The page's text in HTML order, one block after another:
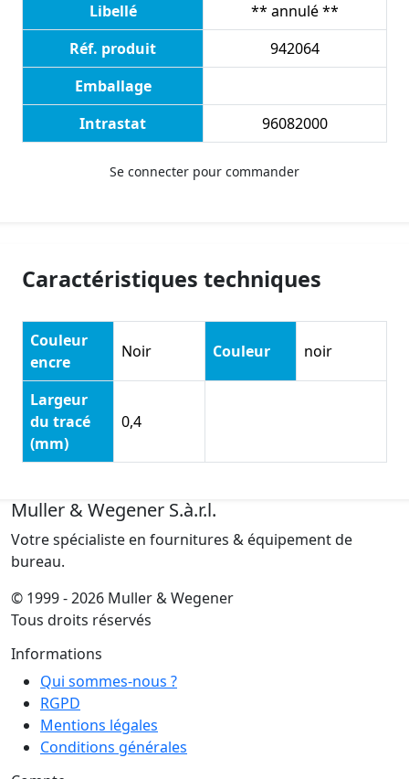
Libellé
** annulé **
Réf. produit
942064
Emballage
Intrastat
96082000
Se connecter pour commander
Caractéristiques techniques
Couleur
encre
Noir Couleur noir
Largeur
du tracé
(mm)
0,4
Muller & Wegener S.à.r.l.
Votre spécialiste en fournitures & équipement de
bureau.
© 1999 - 2026 Muller & Wegener
Tous droits réservés
Informations
Qui sommes-nous ?
RGPD
Mentions légales
Conditions générales